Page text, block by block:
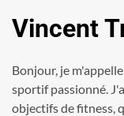
Vincent
Bonjour, je
sportif passionné.
objectifs de fitness,